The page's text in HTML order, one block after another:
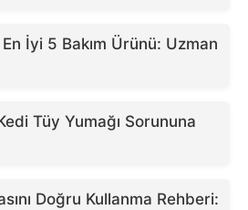
İyi 5 Bakım Ürünü: Uzman
Tüy Yumağı Sorununa
Doğru Kullanma Rehberi: